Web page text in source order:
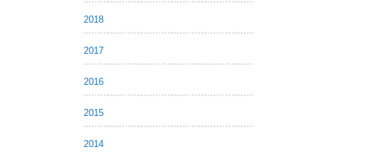
2018
2017
2016
2015
2014